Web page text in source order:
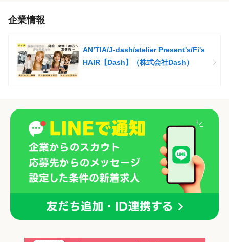
企業情報
AN’TIA/J-dash/atelier Present's/Fi's
HAIR【Dash】（株式会社Dash）